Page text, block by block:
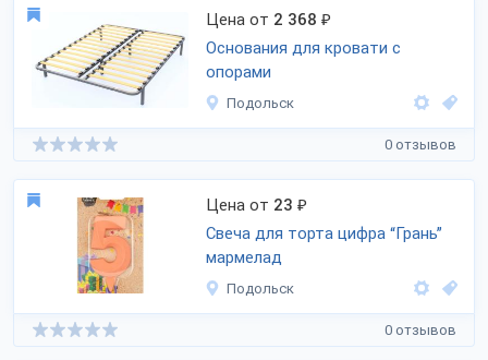
Цена от 2 368 ₽
Основания для кровати с
опорами
Подольск
0 отзывов
Цена от 23 ₽
Свеча для торта цифра “Грань”
мармелад
Подольск
0 отзывов